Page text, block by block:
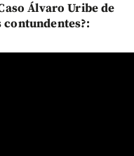
Álvaro Uribe de
contundentes?: